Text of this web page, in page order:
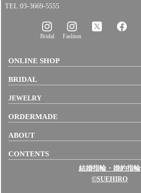
TEL:03-3669-5555
Bridal Fashion
ONLINE SHOP
BRIDAL
JEWELRY
ORDERMADE
ABOUT
CONTENTS
結婚指輪・婚約指輪
©SUEHIRO